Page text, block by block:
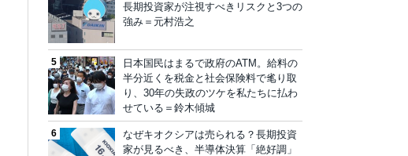
長期投資家が注視すべきリスクと3つの
強み＝元村浩之
日本国民はまるで政府のATM。給料の
半分近くを税金と社会保険料で毟り取
り、30年の失政のツケを私たちに払わ
せている＝鈴木傾城
なぜキオクシアは売られる？長期投資
家が見るべき、半導体決算「絶好調」